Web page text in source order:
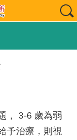
， 3-6 歲為弱
予治療，則視